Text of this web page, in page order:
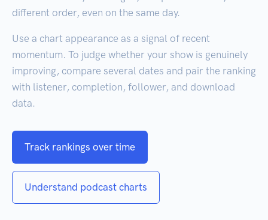
different order, even on the same day.
Use a chart appearance as a signal of recent
momentum. To judge whether your show is genuinely
improving, compare several dates and pair the ranking
with listener, completion, follower, and download
data.
Track rankings over time
Understand podcast charts